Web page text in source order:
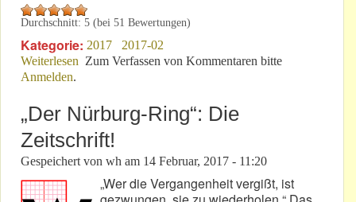
Durchschnitt: 5 (bei 51 Bewertungen)
Kategorie: 2017
2017-02
Weiterlesen über Karl, blond, langhaarig, sucht Urteil!
Zum Verfassen von Kommentaren bitte
Anmelden.
„Der Nürburg-Ring“: Die
Zeitschrift!
Gespeichert von wh am 14 Februar, 2017 - 11:20
„Wer die Vergangenheit vergißt, ist